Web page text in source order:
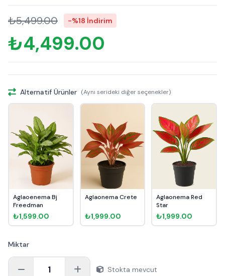
₺5,499.00 -%18 İndirim
₺4,499.00
Alternatif Ürünler (Aynı serideki diğer seçenekler)
Aglaoenema Bj
Freedman
₺1,599.00
Aglaonema Crete
₺1,999.00
Aglaonema Red
Star
₺1,999.00
Miktar
1 Stokta mevcut